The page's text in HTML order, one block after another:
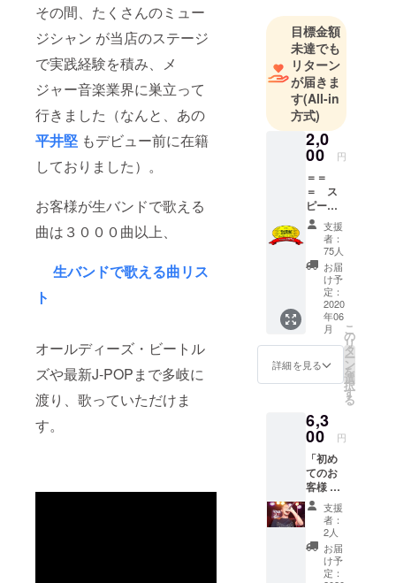
その間、たくさんのミュー
ジシャン が当店のステージ
で実践経験を積み、メ
ジャー音楽業界に巣立って
行きました（なんと、あの
平井堅 もデビュー前に在籍
しておりました）。
お客様が生バンドで歌える
曲は３０００曲以上、
生バンドで歌える曲リス
ト
オールディーズ・ビートル
ズや最新J-POPまで多岐に
渡り、歌っていただけま
す。
近くに渡
り、お客様
の生オケ伴
奏をさせて
いただいて
います。
目標金額
未達でも
リターン
が届きま
す(All-in
方式)
2,0
00 円
＝＝
＝ ス
ピード
応援
＝＝
＝
皆様
からの
支援金
として
受け取
らせて
いただ
きま
す。御
礼の
セージ
をお送
りさせ
ていた
だきま
す。 ご
支援を
してい
ただく
際に
『上乗
せ支
支援
者：
75人
お届
け予
定：
2020
年06
月
詳細を見る
こ
の
リ
タ
ー
ン
を
選
択
す
る
6,3
00 円
「初め
てのお
客様 生
オケお
ためし
パッ
ク」券
をお送
りさせ
支援
者：
2人
お届
け予
定：